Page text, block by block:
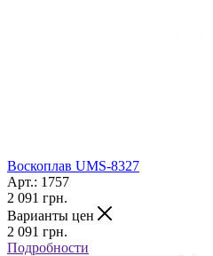
Воскоплав UMS-8327
Арт.: 1757
2 091 грн.
Варианты цен
2 091 грн.
Подробности